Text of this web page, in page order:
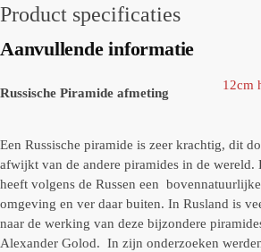
Product specificaties
Aanvullende informatie
Russische Piramide afmeting
12cm
Een Russische piramide is zeer krachtig, dit
afwijkt van de andere piramides in de wereld.
heeft volgens de Russen een
omgeving en ver daar buiten. In Rusland is
naar de werking van deze bijzondere
Alexander Golod. In zijn onderzoeken